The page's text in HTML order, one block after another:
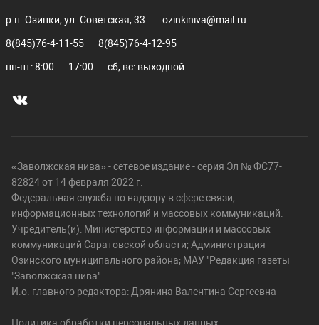
р.п. Озинки, ул. Советская, 33. ozinkiniva@mail.ru
8(845)76-4-11-55 8(845)76-4-12-95
пн-пт: 8:00 — 17:00 сб, вс: выходной
«Заволжская нива» - сетевое издание - серия Эл № ФС77-
82824 от 14 февраля 2022 г.
Федеральная служба по надзору в сфере связи,
информационных технологий и массовых коммуникаций.
Учредитель(и): Министерство информации и массовых
коммуникаций Саратовской области; Администрация
Озинского муниципального района; МАУ "Редакция газеты
"Заволжская нива".
И.о. главного редактора: Дрянина Валентина Сергеевна